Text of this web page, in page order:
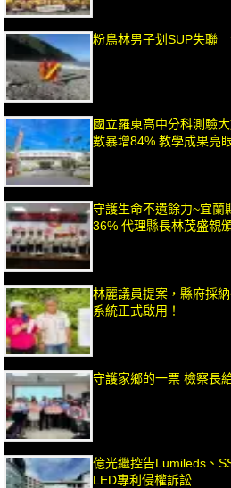
粉鳥林男子划SUP失聯
國立羅東高中分科測驗
數暴增84% 教學成果亮
守護生命不遺餘力~宜蘭
36% 代理縣長林茂盛親
林麗議員提案，縣府採
系統正式啟用！
守護家鄉的一票 檢察長
億光繼控告Lumileds、
LED專利侵權訴訟